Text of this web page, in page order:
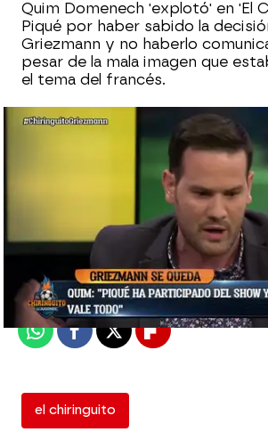
Quim Domenech 'explotó' en 'El
Piqué por haber sabido la
Griezmann y no haberlo
pesar de la mala imagen que
el tema del francés.
mega
Madrid
Publicado:15 de junio de 2018, 02:19
WhatsappFacebook
X Flipboard
el chiringuito